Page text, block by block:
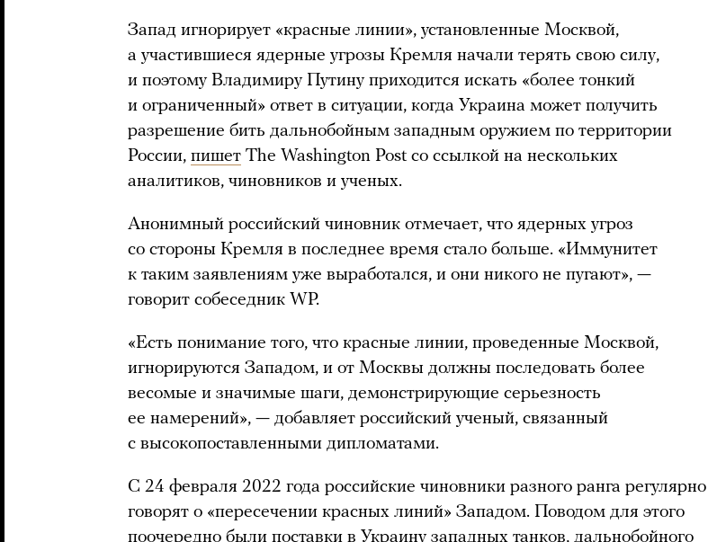
Запад игнорирует «красные линии», установленные Москвой,
а участившиеся ядерные угрозы Кремля начали терять свою силу,
и поэтому Владимиру Путину приходится искать «более тонкий
и ограниченный» ответ в ситуации, когда Украина может получить
разрешение бить дальнобойным западным оружием по территории
России, пишет The Washington Post со ссылкой на нескольких
аналитиков, чиновников и ученых.
Анонимный российский чиновник отмечает, что ядерных угроз
со стороны Кремля в последнее время стало больше. «Иммунитет
к таким заявлениям уже выработался, и они никого не пугают», —
говорит собеседник WP.
«Есть понимание того, что красные линии, проведенные Москвой,
игнорируются Западом, и от Москвы должны последовать более
весомые и значимые шаги, демонстрирующие серьезность
ее намерений», — добавляет российский ученый, связанный
с высокопоставленными дипломатами.
С 24 февраля 2022 года российские чиновники разного ранга регулярно
говорят о «пересечении красных линий» Западом. Поводом для этого
поочередно были поставки в Украину западных танков, дальнобойного